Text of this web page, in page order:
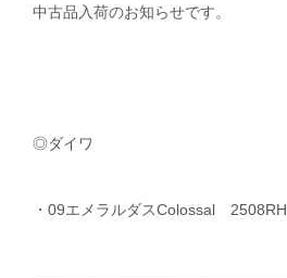
中古品入荷のお知らせです。
◎ダイワ
・09エメラルダスColossal 2508RH